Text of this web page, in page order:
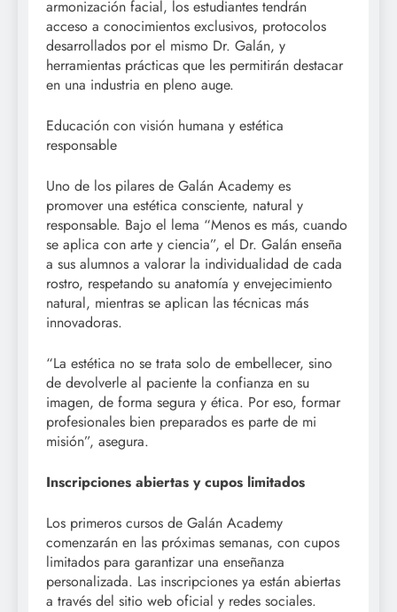
armonización facial, los estudiantes tendrán
acceso a conocimientos exclusivos, protocolos
desarrollados por el mismo Dr. Galán, y
herramientas prácticas que les permitirán destacar
en una industria en pleno auge.
Educación con visión humana y estética
responsable
Uno de los pilares de Galán Academy es
promover una estética consciente, natural y
responsable. Bajo el lema “Menos es más, cuando
se aplica con arte y ciencia”, el Dr. Galán enseña
a sus alumnos a valorar la individualidad de cada
rostro, respetando su anatomía y envejecimiento
natural, mientras se aplican las técnicas más
innovadoras.
“La estética no se trata solo de embellecer, sino
de devolverle al paciente la confianza en su
imagen, de forma segura y ética. Por eso, formar
profesionales bien preparados es parte de mi
misión”, asegura.
Inscripciones abiertas y cupos limitados
Los primeros cursos de Galán Academy
comenzarán en las próximas semanas, con cupos
limitados para garantizar una enseñanza
personalizada. Las inscripciones ya están abiertas
a través del sitio web oficial y redes sociales.